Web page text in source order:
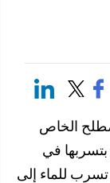
الخاص
في
للماء إلى